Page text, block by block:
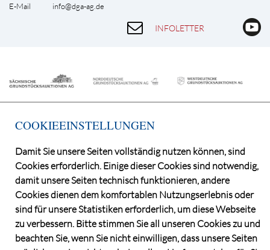
E-Mail info@dga-ag.de
INFOLETTER
©2026 Deutsche Grundstücksauktionen AG
CONSENT MANAGER
KATALOGBEZUG
OBJEKTFRAGEBOGEN
DATENSCHUTZ
VERSTEIGERUNGSBEDINGUNGEN
COOKIEEINSTELLUNGEN
Damit Sie unsere Seiten vollständig nutzen können, sind
Cookies erforderlich. Einige dieser Cookies sind notwendig,
damit unsere Seiten technisch funktionieren, andere
Cookies dienen dem komfortablen Nutzungserlebnis oder
sind für unsere Statistiken erforderlich, um diese Webseite
zu verbessern. Bitte stimmen Sie all unseren Cookies zu und
beachten Sie, wenn Sie nicht einwilligen, dass unsere Seiten